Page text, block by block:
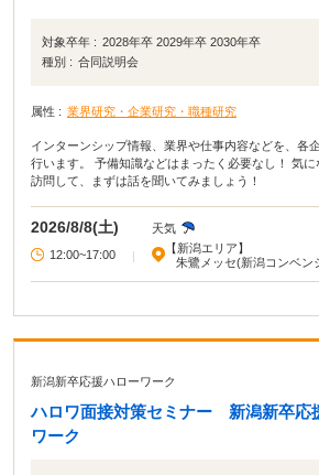
対象卒年 : 2028年卒 2029年卒 2030年卒
種別 : 合同説明会
属性 : 業界研究・企業研究・職種研究
インターンシップ情報、業界や仕事内容などを、各
行います。 予備知識などはまったく必要なし！ 気
訪問して、まずは話を聞いてみましょう！
2026/8/8(土)
天気
12:00~17:00
|
【新潟エリア】
朱鷺メッセ(新潟コンベン
新潟新卒応援ハローワーク
ハロワ面接対策セミナー 新潟新卒応
ワーク